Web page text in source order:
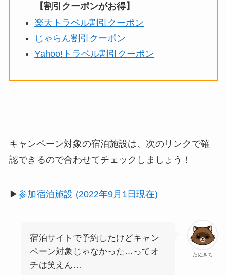
【割引クーポンがお得】
楽天トラベル割引クーポン
じゃらん割引クーポン
Yahoo!トラベル割引クーポン
キャンペーン対象の宿泊施設は、次のリンクで確
認できるので合わせてチェックしましょう！
▶︎参加宿泊施設 (2022年9月1日現在)
たぬきち
宿泊サイトで予約したけどキャン
ペーン対象じゃなかった…ってオ
チは笑えん…